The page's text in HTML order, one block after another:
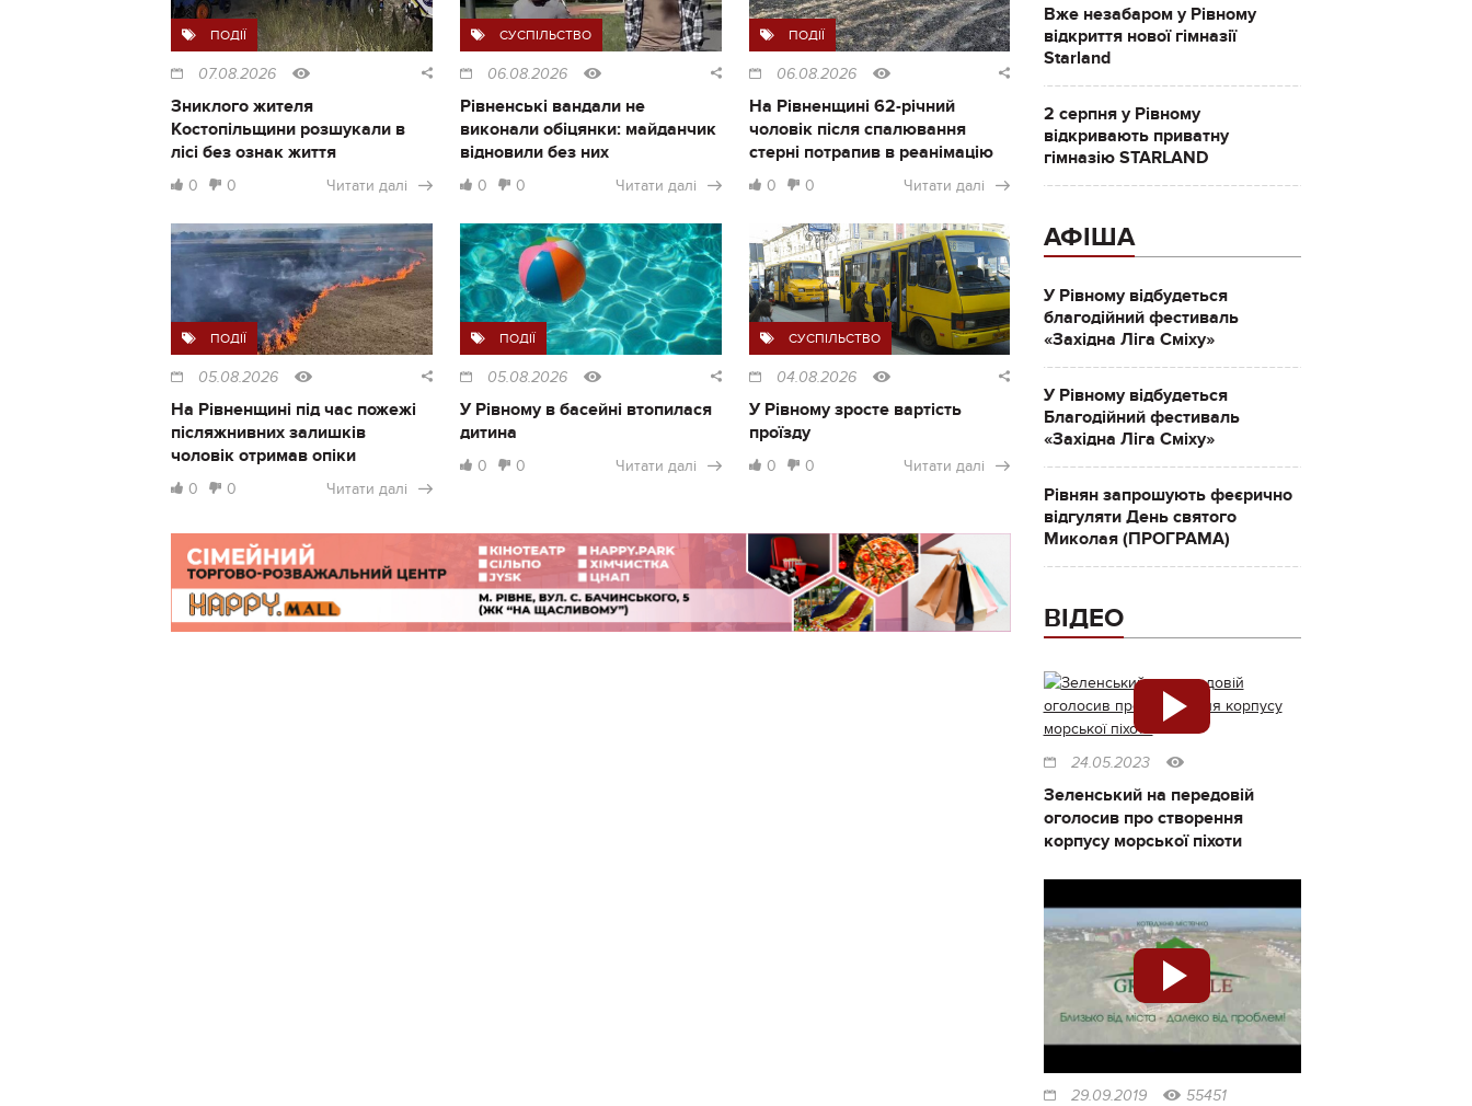
ПОДІЇ
07.08.2026
Зниклого жителя
Костопільщини розшукали в
лісі без ознак життя
0 0 Читати далі
СУСПІЛЬСТВО
06.08.2026
Рівненські вандали не
виконали обіцянки: майданчик
відновили без них
0 0 Читати далі
ПОДІЇ
06.08.2026
На Рівненщині 62-річний
чоловік після спалювання
стерні потрапив в реанімацію
0 0 Читати далі
ПОДІЇ
05.08.2026
На Рівненщині під час пожежі
післяжнивних залишків
чоловік отримав опіки
0 0 Читати далі
ПОДІЇ
05.08.2026
У Рівному в басейні втопилася
дитина
0 0 Читати далі
СУСПІЛЬСТВО
04.08.2026
У Рівному зросте вартість
проїзду
0 0 Читати далі
Вже незабаром у Рівному
відкриття нової гімназії
Starland
2 серпня у Рівному
відкривають приватну
гімназію STARLAND
АФІША
У Рівному відбудеться
благодійний фестиваль
«Західна Ліга Сміху»
У Рівному відбудеться
Благодійний фестиваль
«Західна Ліга Сміху»
Рівнян запрошують феєрично
відгуляти День святого
Миколая (ПРОГРАМА)
ВІДЕО
24.05.2023
Зеленський на передовій
оголосив про створення
корпусу морської піхоти
29.09.2019 55451